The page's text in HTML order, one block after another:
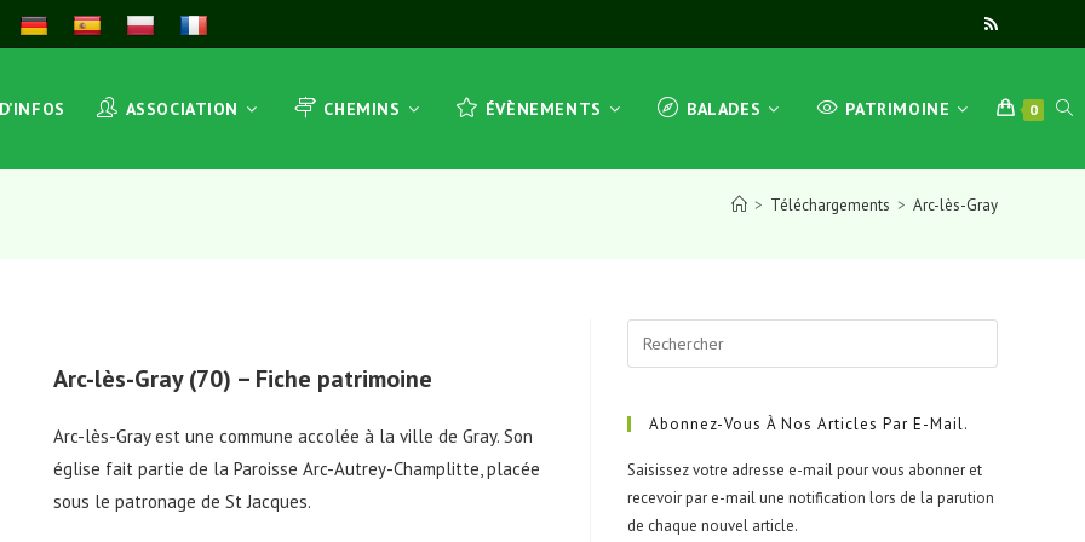
ASSOCIATION CHEMINS ÉVÈNEMENTS BALADES PATRIMOINE 0
> Téléchargements > Arc-lès-Gray
Arc-lès-Gray (70) – Fiche patrimoine
Arc-lès-Gray est une commune accolée à la ville de Gray. Son
église fait partie de la Paroisse Arc-Autrey-Champlitte, placée
sous le patronage de St Jacques.
Escape
Abonnez-Vous À Nos Articles Par E-Mail.
Saisissez votre adresse e-mail pour vous abonner et
recevoir par e-mail une notification lors de la parution
de chaque nouvel article.